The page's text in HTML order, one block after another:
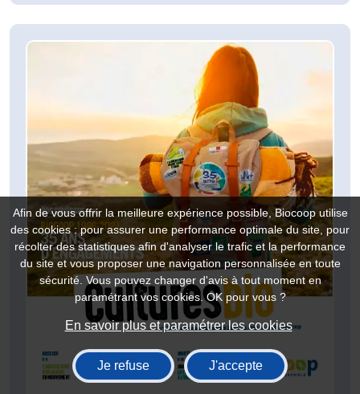
Afin de vous offrir la meilleure expérience possible, Biocoop utilise
des cookies : pour assurer une performance optimale du site, pour
récolter des statistiques afin d'analyser le trafic et la performance
du site et vous proposer une navigation personnalisée en toute
sécurité. Vous pouvez changer d'avis à tout moment en
paramétrant vos cookies. OK pour vous ?
En savoir plus et paramétrer les cookies
Je refuse J'accepte